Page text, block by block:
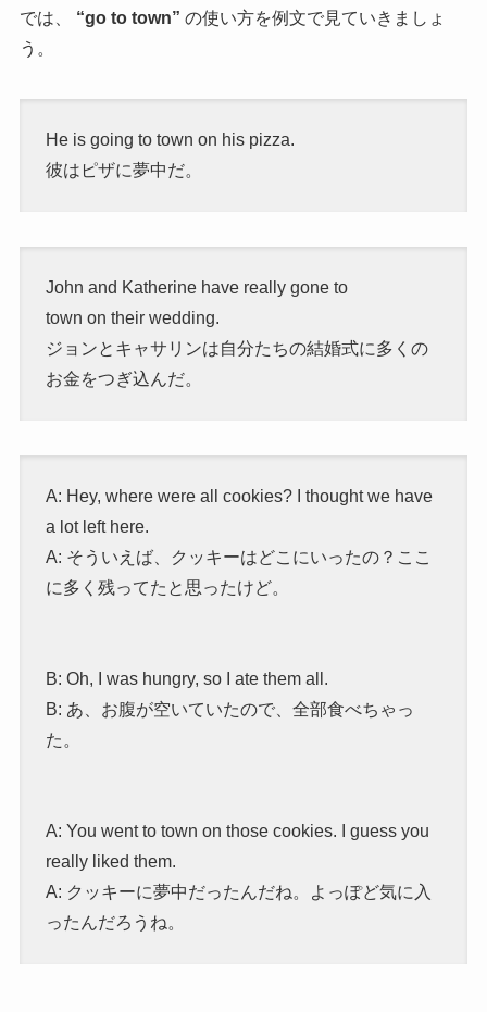
では、 “go to town” の使い方を例文で見ていきましょ
う。
He is going to town on his pizza.
彼はピザに夢中だ。
John and Katherine have really gone to
town on their wedding.
ジョンとキャサリンは自分たちの結婚式に多くの
お金をつぎ込んだ。
A: Hey, where were all cookies? I thought we have
a lot left here.
A: そういえば、クッキーはどこにいったの？ここ
に多く残ってたと思ったけど。
B: Oh, I was hungry, so I ate them all.
B: あ、お腹が空いていたので、全部食べちゃっ
た。
A: You went to town on those cookies. I guess you
really liked them.
A: クッキーに夢中だったんだね。よっぽど気に入
ったんだろうね。